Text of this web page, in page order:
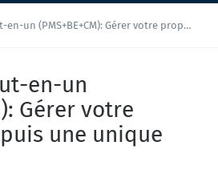
Gérer votre propriété depuis une unique interface
en-un
Gérer votre
une unique